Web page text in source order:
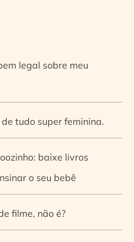
legal sobre meu
tudo super feminina.
baixe livros
o seu bebê
filme, não é?